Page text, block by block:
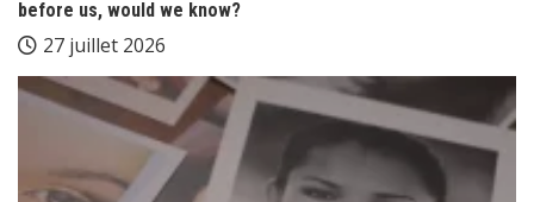
before us, would we know?
27 juillet 2026